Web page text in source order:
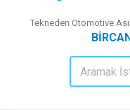
Tekneden Otomotive